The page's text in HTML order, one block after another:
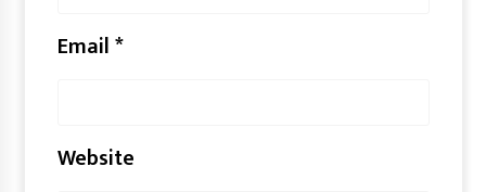
Email*
Website